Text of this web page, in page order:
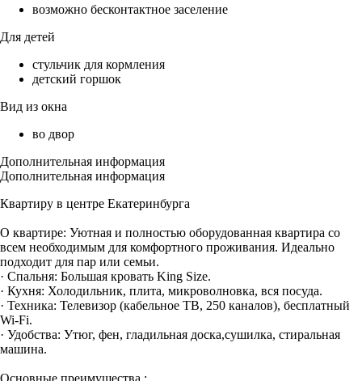
возможно бесконтактное заселение
Для детей
стульчик для кормления
детский горшок
Вид из окна
во двор
Дополнительная информация
Дополнительная информация
Квартиру в центре Екатеринбурга
О квартире: Уютная и полностью оборудованная квартира со
всем необходимым для комфортного проживания. Идеально
подходит для пар или семьи.
· Спальня: Большая кровать King Size.
· Кухня: Холодильник, плита, микроволновка, вся посуда.
· Техника: Телевизор (кабельное ТВ, 250 каналов), бесплатный
Wi-Fi.
· Удобства: Утюг, фен, гладильная доска,сушилка, стиральная
машина.
Основные преимущества :